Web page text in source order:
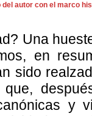
autor con el marco
Una
en
sido
y